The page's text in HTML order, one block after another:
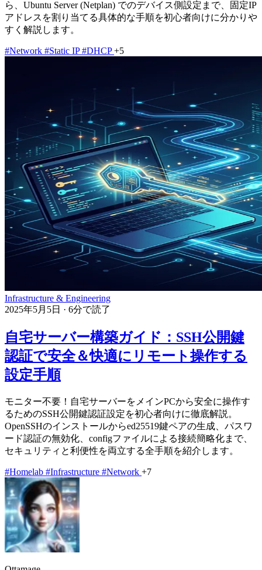
ら、Ubuntu Server (Netplan) でのデバイス側設定まで、固定IP
アドレスを割り当てる具体的な手順を初心者向けに分かりや
すく解説します。
#Network #Static IP#DHCP+5
Infrastructure & Engineering
2025年5月5日 · 6分で読了
自宅サーバー構築ガイド：SSH公開鍵
認証で安全＆快適にリモート操作する
設定手順
モニター不要！自宅サーバーをメインPCから安全に操作す
るためのSSH公開鍵認証設定を初心者向けに徹底解説。
OpenSSHのインストールからed25519鍵ペアの生成、パスワ
ード認証の無効化、configファイルによる接続簡略化まで、
セキュリティと利便性を両立する全手順を紹介します。
#Homelab #Infrastructure #Network +7